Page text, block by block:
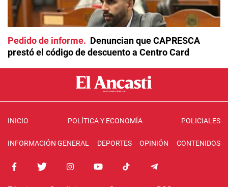
Pedido de informe
Denuncian que CAPRESCA
prestó el código de descuento a Centro Card
INICIO POLÍTICA Y ECONOMÍA POLICIALES
INFORMACIÓN GENERAL DEPORTES OPINIÓN CONTENIDOS